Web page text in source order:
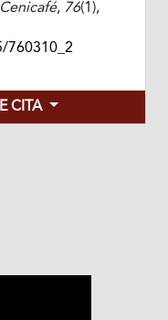
, 76(1),
760310_2
CITA